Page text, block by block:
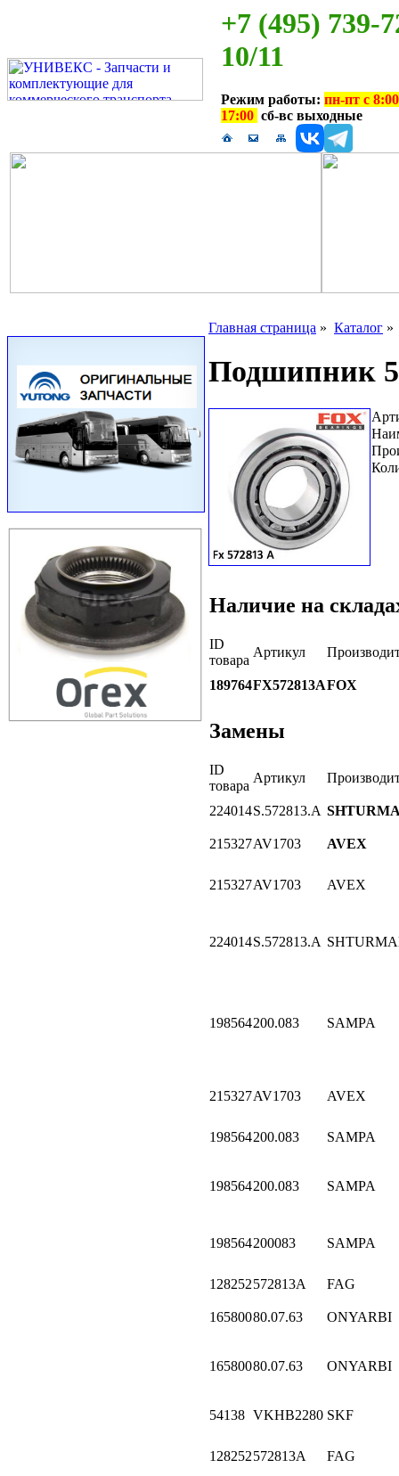
+7 (495) 739-
10/11
Режим работы: пн-пт с
17:00 сб-вс выходные
Главная страница » Каталог
Подшипник
Наличие на
ID
товара
Артикул
189764FX572813AFOX
Замены
ID
товара
Артикул
224014S.572813.A
215327AV1703 AVEX
215327AV1703 AVEX
224014S.572813.A
198564200.083 SAMPA
215327AV1703 AVEX
198564200.083 SAMPA
198564200.083 SAMPA
198564200083 SAMPA
128252572813A FAG
16580080.07.63 ONYARBI
16580080.07.63 ONYARBI
54138 VKHB2280 SKF
128252572813A FAG